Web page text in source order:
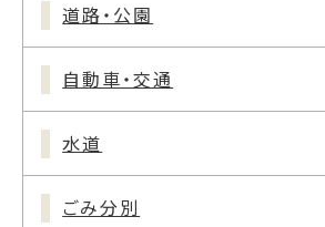
道路・公園
自動車・交通
水道
ごみ分別